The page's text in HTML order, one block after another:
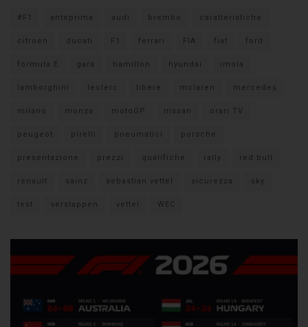
#F1 anteprima audi brembo caratteristiche
citroen ducati F1 ferrari FIA fiat ford
formula E gara hamilton hyundai imola
lamborghini leclerc libere mclaren mercedes
milano monza motoGP nissan orari TV
peugeot pirelli pneumatici porsche
presentazione prezzi qualifiche rally red bull
renault sainz sebastian vettel sicurezza sky
test verstappen vettel WEC